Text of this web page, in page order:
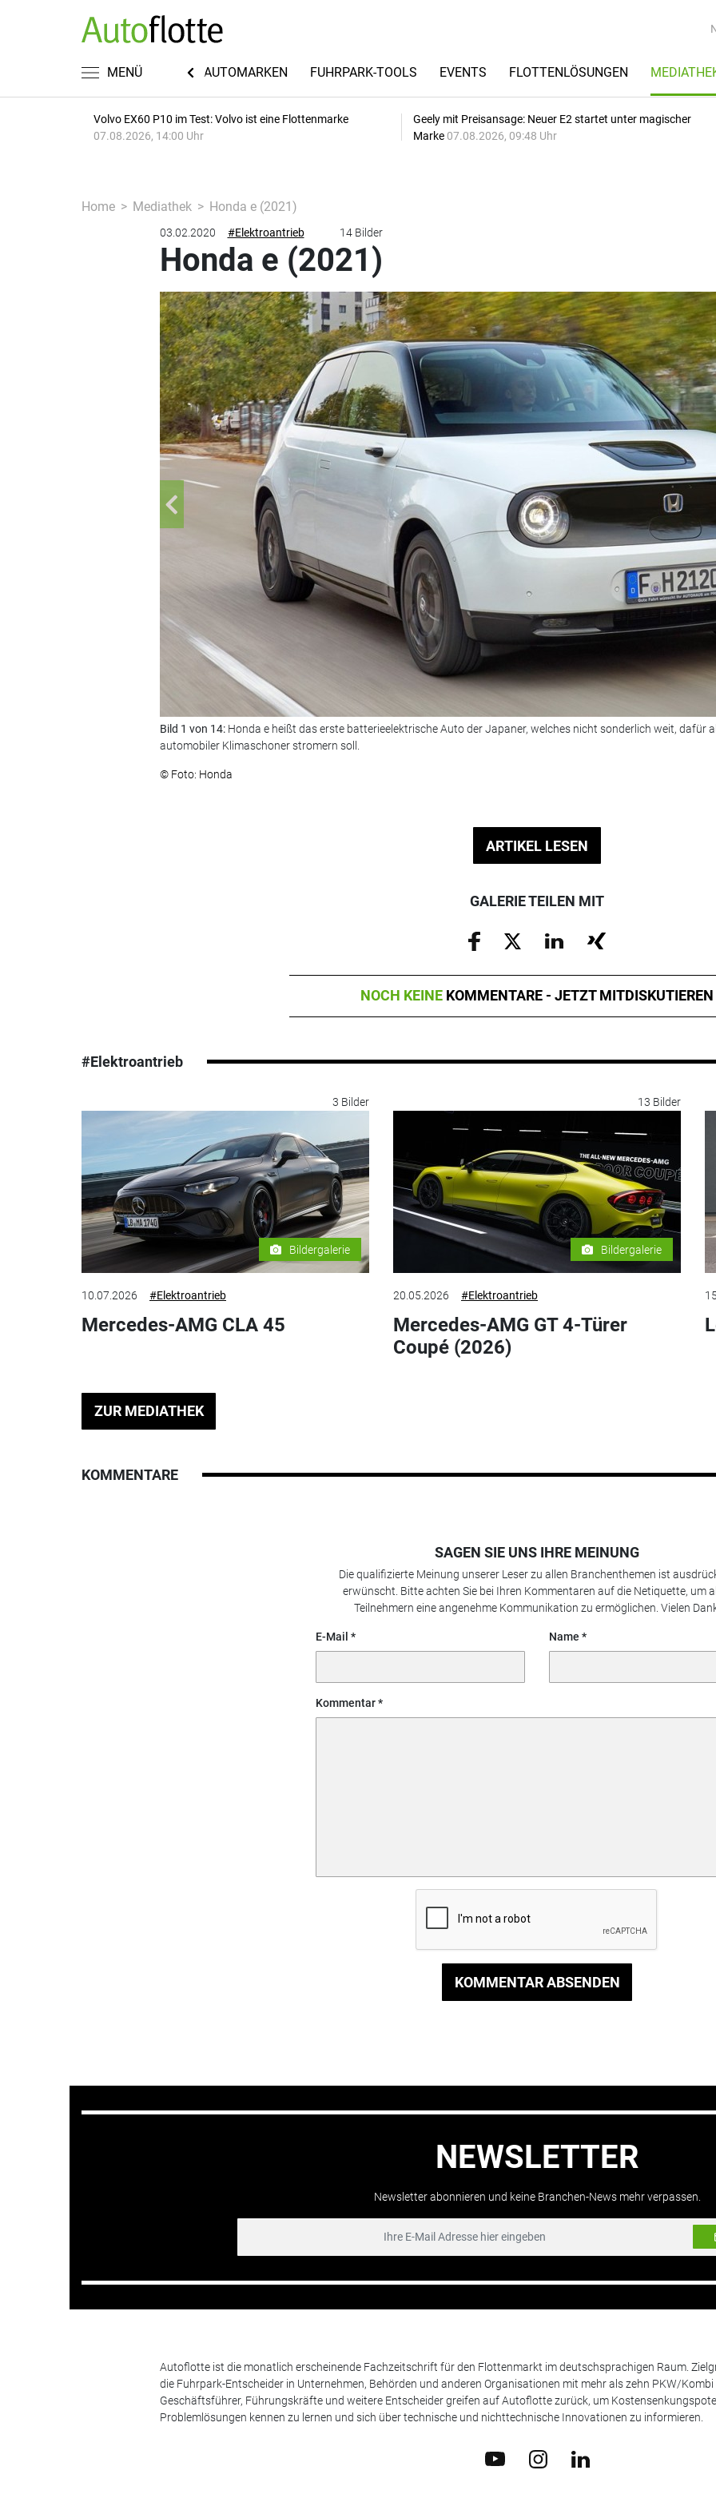
MENÜ
RECHT & STEUERN AUTOMARKEN FUHRPARK-TOOLS EVENTS FLOTTENLÖSUNGEN
Volvo EX60 P10 im Test: Volvo ist eine Flottenmarke
07.08.2026, 14:00 Uhr
Geely mit Preisansage: Neuer E2 startet unter magischer
Marke 07.08.2026, 09:48 Uhr
Home Mediathek Honda e (2021)
03.02.2020 #Elektroantrieb 14 Bilder
Honda e (2021)
Bild 1 von 14: Honda e heißt das erste batterieelektrische Auto der Japaner, welches nicht sonderlich weit, dafür
automobiler Klimaschoner stromern soll.
© Foto: Honda
ARTIKEL LESEN
GALERIE TEILEN MIT
NOCH KEINE KOMMENTARE - JETZT MITDISKUTIEREN
#Elektroantrieb
3 Bilder
Bildergalerie
10.07.2026 #Elektroantrieb
Mercedes-AMG CLA 45
13 Bilder
Bildergalerie
20.05.2026 #Elektroantrieb
Mercedes-AMG GT 4-Türer
Coupé (2026)
ZUR MEDIATHEK
KOMMENTARE
SAGEN SIE UNS IHRE MEINUNG
Die qualifizierte Meinung unserer Leser zu allen Branchenthemen ist
erwünscht. Bitte achten Sie bei Ihren Kommentaren auf die Netiquette, um
Teilnehmern eine angenehme Kommunikation zu ermöglichen. Vielen
E-Mail Name
Kommentar
KOMMENTAR ABSENDEN
NEWSLETTER
Newsletter abonnieren und keine Branchen-News mehr verpassen.
Autoflotte ist die monatlich erscheinende Fachzeitschrift für den Flottenmarkt im deutschsprachigen Raum.
die Fuhrpark-Entscheider in Unternehmen, Behörden und anderen Organisationen mit mehr als zehn PKW/
Geschäftsführer, Führungskräfte und weitere Entscheider greifen auf Autoflotte zurück, um
Problemlösungen kennen zu lernen und sich über technische und nichttechnische Innovationen zu informieren.